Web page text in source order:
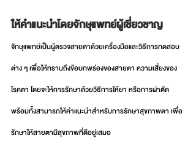
ให้คำแนะนำโดยจักษุแพทย์ผู้เชี่ยวชาญ
จักษุแพทย์เป็นผู้ตรวจสายตาด้วยเครื่องมือและวิธีการทดสอบ
ต่าง ๆ เพื่อให้ทราบถึงข้อบกพร่องของสายตา ความเสี่ยงของ
โรคตา โดยจะให้การรักษาด้วยวิธีการให้ยา หรือการผ่าตัด
พร้อมทั้งสามารถให้คำแนะนำสำหรับการรักษาสุขภาพตา เพื่อ
รักษาให้สายตามีสุขภาพที่ดีอยู่เสมอ